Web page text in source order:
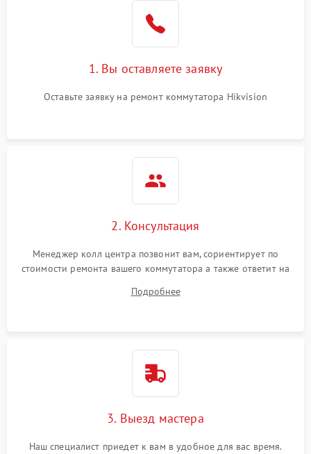
1. Вы оставляете заявку
Оставьте заявку на ремонт коммутатора Hikvision
2. Консультация
Менеджер колл центра позвонит вам, сориентирует по
стоимости ремонта вашего коммутатора а также ответит на
Подробнее
3. Выезд мастера
Наш специалист приедет к вам в удобное для вас время.